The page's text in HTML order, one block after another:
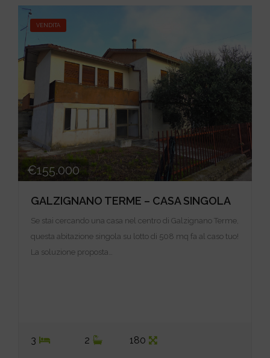
VENDITA
€155.000
GALZIGNANO TERME – CASA SINGOLA
Se stai cercando una casa nel centro di Galzignano Terme,
questa abitazione singola su lotto di 508 mq fa al caso tuo!
La soluzione proposta…
3 2 180